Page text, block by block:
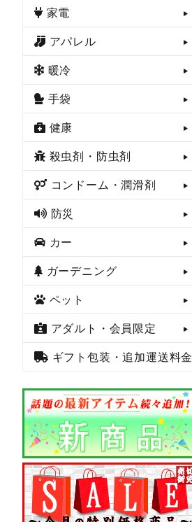
家電
アパレル
暖冷
手袋
健康
殺虫剤・防虫剤
コンドーム・潤滑剤
防災
カー
ガーデニング
ペット
アダルト・会員限定
ギフト包装・追加運送料金